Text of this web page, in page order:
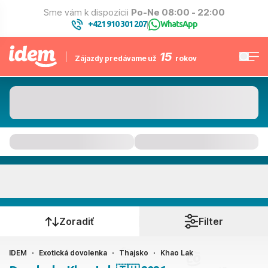
Sme vám k dispozícii Po-Ne 08:00 - 22:00
+421 910 301 207| WhatsApp
Zájazdy predávame už 15 rokov
Kedy cestujete?
Ako cestujete?
Zoradiť Filter
IDEM Exotická dovolenka Thajsko Khao Lak